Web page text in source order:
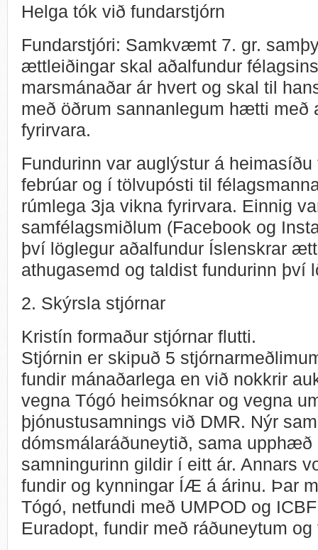
Helga tók við fundarstjórn
Fundarstjóri: Samkvæmt 7. gr.
ættleiðingar skal aðalfundur
marsmánaðar ár hvert og skal til
með öðrum sannanlegum hætti með
fyrirvara.
Fundurinn var auglýstur á
febrúar og í tölvupósti til
rúmlega 3ja vikna fyrirvara. Einnig
samfélagsmiðlum (Facebook og
því löglegur aðalfundur Íslenskrar
athugasemd og taldist fundurinn því
2. Skýrsla stjórnar
Kristín formaður stjórnar flutti.
Stjórnin er skipuð 5
fundir mánaðarlega en við nokkrir
vegna Tógó heimsóknar og vegna
þjónustusamnings við DMR. Nýr
dómsmálaráðuneytið, sama upphæð
samningurinn gildir í eitt ár. Annars
fundir og kynningar ÍÆ á árinu. Þar
Tógó, netfundi með UMPOD og
Euradopt, fundir með ráðuneytum